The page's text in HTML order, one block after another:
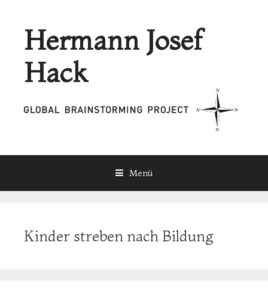
Hermann Josef
Hack
Menü
Kinder streben nach Bildung